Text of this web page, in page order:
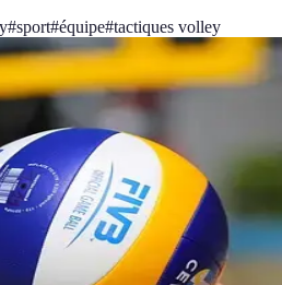
#sport#équipe#tactiques volley